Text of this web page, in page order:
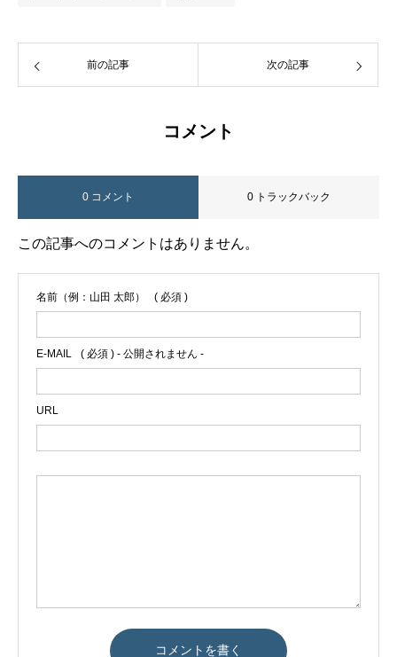
前の記事 次の記事
コメント
0 コメント 0 トラックバック
この記事へのコメントはありません。
名前（例：山田 太郎） ( 必須 )
E-MAIL ( 必須 ) - 公開されません -
URL